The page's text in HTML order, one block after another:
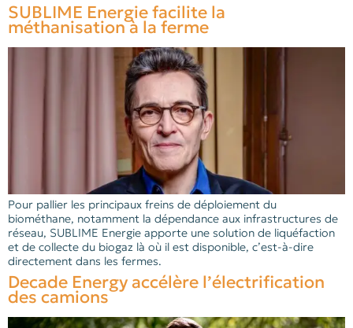
SUBLIME Energie facilite la
méthanisation à la ferme
Pour pallier les principaux freins de déploiement du
biométhane, notamment la dépendance aux infrastructures de
réseau, SUBLIME Energie apporte une solution de liquéfaction
et de collecte du biogaz là où il est disponible, c’est-à-dire
directement dans les fermes.
Decade Energy accélère l’électrification
des camions